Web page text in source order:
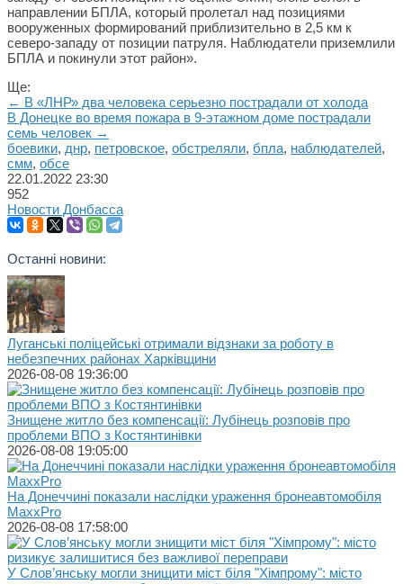
направлении БПЛА, который пролетал над позициями
вооруженных формирований приблизительно в 2,5 км к
северо-западу от позиции патруля. Наблюдатели приземлили
БПЛА и покинули этот район».
Ще:
← В «ЛНР» два человека серьезно пострадали от холода
В Донецке во время пожара в 9-этажном доме пострадали
семь человек →
боевики, днр, петровское, обстреляли, бпла, наблюдателей,
смм, обсе
22.01.2022 23:30
952
Новости Донбасса
Останні новини:
Луганські поліцейські отримали відзнаки за роботу в
небезпечних районах Харківщини
2026-08-08 19:36:00
Знищене житло без компенсації: Лубінець розповів про
проблеми ВПО з Костянтинівки
2026-08-08 19:05:00
На Донеччині показали наслідки ураження бронеавтомобіля
MaxxPro
2026-08-08 17:58:00
У Слов’янську могли знищити міст біля "Хімпрому": місто